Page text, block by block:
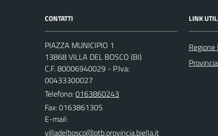
CONTATTI
PIAZZA MUNICIPIO 1
13868 VILLA DEL BOSCO (BI)
C.F. 80006940029 - P.Iva:
00433300027
Telefono:0163860243
Fax: 0163861305
E-mail:
LINK